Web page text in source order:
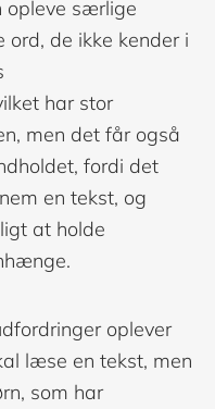
opleve særlige
de ikke kender i
har stor
men det får også
fordi det
en tekst, og
at holde
oplever
læse en tekst, men
som har